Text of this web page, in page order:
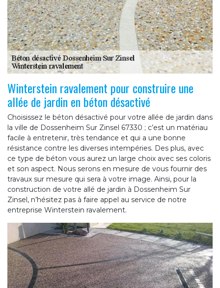
Winterstein ravalement pour construire une
allée de jardin en béton désactivé
Choisissez le béton désactivé pour votre allée de jardin dans
la ville de Dossenheim Sur Zinsel 67330 ; c’est un matériau
facile à entretenir, très tendance et qui a une bonne
résistance contre les diverses intempéries. Des plus, avec
ce type de béton vous aurez un large choix avec ses coloris
et son aspect. Nous serons en mesure de vous fournir des
travaux sur mesure qui sera à votre image. Ainsi, pour la
construction de votre allé de jardin à Dossenheim Sur
Zinsel, n’hésitez pas à faire appel au service de notre
entreprise Winterstein ravalement.